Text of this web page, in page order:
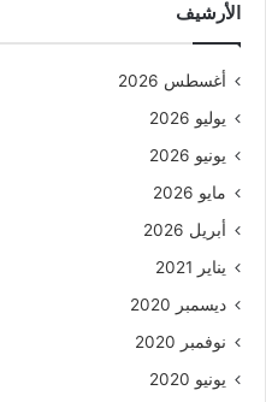
الأرشيف
أغسطس 2026
يوليو 2026
يونيو 2026
مايو 2026
أبريل 2026
يناير 2021
ديسمبر 2020
نوفمبر 2020
يونيو 2020